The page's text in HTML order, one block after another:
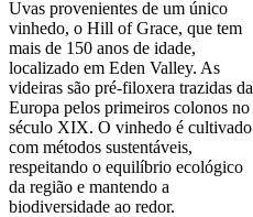
Uvas provenientes de um único
vinhedo, o Hill of Grace, que tem
mais de 150 anos de idade,
localizado em Eden Valley. As
videiras são pré-filoxera trazidas da
Europa pelos primeiros colonos no
século XIX. O vinhedo é cultivado
com métodos sustentáveis,
respeitando o equilíbrio ecológico
da região e mantendo a
biodiversidade ao redor.